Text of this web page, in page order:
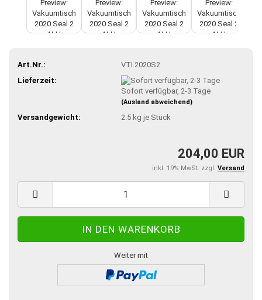
Art.Nr.:
VTI.2020S2
Lieferzeit:
Sofort verfügbar, 2-3 Tage
(Ausland abweichend)
Versandgewicht: 2.5kg je Stück
204,00 EUR
inkl. 19% MwSt. zzgl. Versand
Weiter mit